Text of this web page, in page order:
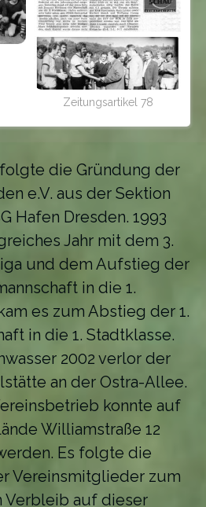
Zeitungsartikel 78
die Gründung der
e.V. aus der Sektion
Hafen Dresden. 1993
Jahr mit dem 3.
und dem Aufstieg der
in die 1.
es zum Abstieg der 1.
in die 1. Stadtklasse.
2002 verlor der
an der Ostra-Allee.
konnte auf
Williamstraße 12
Es folgte die
Vereinsmitglieder zum
Verbleib auf dieser